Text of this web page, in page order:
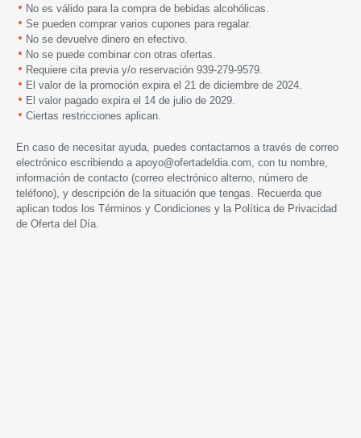
No es válido para la compra de bebidas alcohólicas.
Se pueden comprar varios cupones para regalar.
No se devuelve dinero en efectivo.
No se puede combinar con otras ofertas.
Requiere cita previa y/o reservación 939-279-9579
El valor de la promoción expira el 21 de diciembre de 2024.
El valor pagado expira el 14 de julio de 2029.
Ciertas restricciones aplican.
En caso de necesitar ayuda, puedes contactarnos a través de correo
electrónico escribiendo a apoyo@ofertadeldia.com , con tu nombre,
información de contacto (correo electrónico alterno, número de
teléfono), y descripción de la situación que tengas. Recuerda que
aplican todos los Términos y Condiciones y la Política de Privacidad
de Oferta del Día.